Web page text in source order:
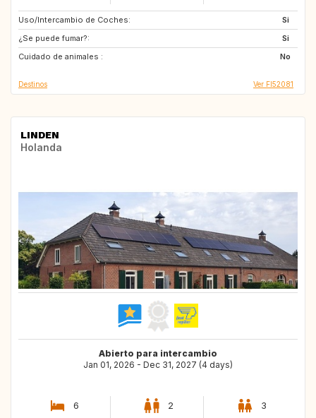
Uso/Intercambio de Coches:
Si
¿Se puede fumar?:
Si
Cuidado de animales :
No
AU
CH
IT
Destinos Ver FI52081
LINDEN
Holanda
Abierto para intercambio
Jan 01, 2026 - Dec 31, 2027 (4 days)
6 2 3